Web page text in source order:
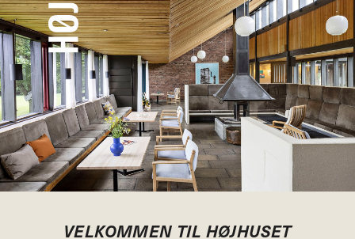
VELKOMMEN TIL HØJHUSET